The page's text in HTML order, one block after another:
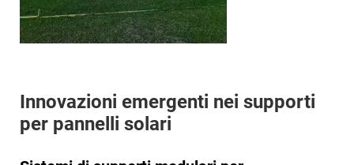
Innovazioni emergenti nei supporti
per pannelli solari